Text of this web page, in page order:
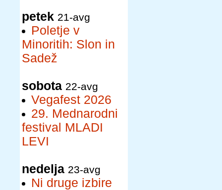
petek 21-avg
Poletje v
Minoritih: Slon in
Sadež
sobota 22-avg
Vegafest 2026
29. Mednarodni
festival MLADI
LEVI
nedelja 23-avg
Ni druge izbire